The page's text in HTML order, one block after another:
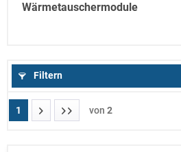
Wärmetauschermodule
Filtern
1 von 2